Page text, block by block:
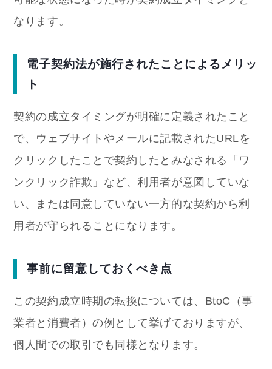
なります。
電子契約法が施行されたことによるメリッ
ト
契約の成立タイミングが明確に定義されたこと
で、ウェブサイトやメールに記載されたURLを
クリックしたことで契約したとみなされる「ワ
ンクリック詐欺」など、利用者が意図していな
い、または同意していない一方的な契約から利
用者が守られることになります。
事前に留意しておくべき点
この契約成立時期の転換については、BtoC（事
業者と消費者）の例として挙げておりますが、
個人間での取引でも同様となります。